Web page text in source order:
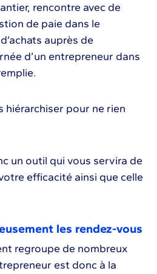
rencontre avec de
de paie dans le
auprès de
d’un entrepreneur dans
hiérarchiser pour ne rien
un outil qui vous servira de
efficacité ainsi que celle
les rendez-vous
regroupe de nombreux
est donc à la